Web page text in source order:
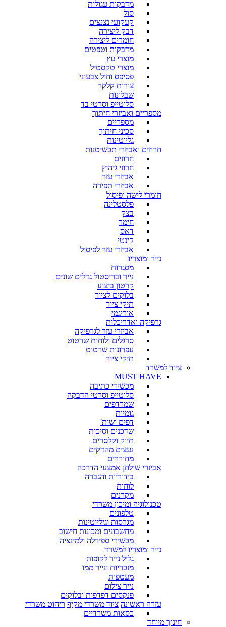
מדבקות עגולות
סול
קעקועי נצנצים
דבק ליצירה
חומרים ליצירה
מדבקות וטפטים
מוצרי עץ
מוצרי טקסטיל
פסיפס וחול צבעוני
צורות קלקר
שבלונות
סלוטייפ וסרטי בד
מספריים ואביזרי חיתוך
מספריים
סכיני חיתוך
גליוטינות
חרוזים ואביזרי תכשיטנות
חרוזים
חרוזי גיהוץ
אביזרי עזר
אביזרי תפירה
חומרי לישה ופיסול
פלסטלינה
בצק
חימר
דאס
קינטי
אביזרי עזר לפיסול
נייר ומוצריו
מסגרות
נייר ובריסטול גדלים שונים
קרטון ביצוע
בלוקים לציור
תיקי ציור
אוריגמי
גרפיקה ואדריכלות
אביזרי עזר לגרפיקה
סרגלים ולוחות שרטוט
עפרונות שרטוט
תיקי ציור
ציוד למשרד
MUST HAVE
מכשירי כתיבה
סלוטייפ וסרטי הדבקה
שמרדפים
גומיות
דפים ושות'
שדכנים וסיכות
תיוק וקלסרים
נעצים מהדקים
מחוררים
אביזרי שולחן אמצעי הדרכה
בידוריות והגברה
לוחות
מקרנים
טכנולוגיה ומיכון משרדי
טלפונים
מגרסות וגיליוטינות
מחשבונים ומכונות חישוב
מכשירי ספירלה ולמינציה
נייר ומוצריו למשרד
גליל נייר לקופות
מזכריות ונייר ממו
מעטפות
נייר צילום
פנקסים דפדפות ובלוקים
עזרה ראשונה ציוד משרדי מקיף ריהוט משרדי
כסאות משרדיים
חינוך מיוחד